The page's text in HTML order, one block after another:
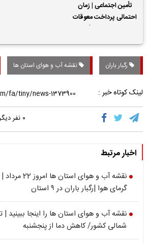
تأمین اجتماعی | زمان
احتمالی پرداخت معوقات
رگبار باران نقشه آب و هوای استان ها
لینک کوتاه خبر :
۰ نفر
اخبار مرتبط
نقشه آب و
گرمای هوا |رگبار باران در ۹ استان
نقشه آب و هوای استان ها را اینجا ببینید |
شمالی کشور/ کاهش دما از پنجشنبه